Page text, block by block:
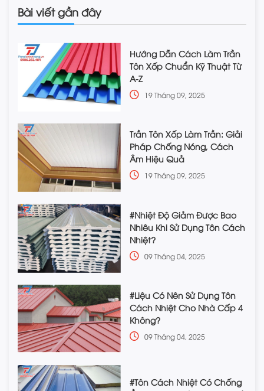
Bài viết gần đây
Hướng Dẫn Cách Làm Trần
Tôn Xốp Chuẩn Kỹ Thuật Từ
A-Z
19 Tháng 09, 2025
Trần Tôn Xốp Làm Trần: Giải
Pháp Chống Nóng, Cách
Âm Hiệu Quả
19 Tháng 09, 2025
#Nhiệt Độ Giảm Được Bao
Nhiêu Khi Sử Dụng Tôn Cách
Nhiệt?
09 Tháng 04, 2025
#Liệu Có Nên Sử Dụng Tôn
Cách Nhiệt Cho Nhà Cấp 4
Không?
09 Tháng 04, 2025
#Tôn Cách Nhiệt Có Chống